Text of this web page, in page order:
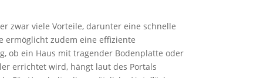
zwar viele Vorteile, darunter eine schnelle
ermöglicht zudem eine effiziente
ob ein Haus mit tragender Bodenplatte oder
errichtet wird, hängt laut des Portals